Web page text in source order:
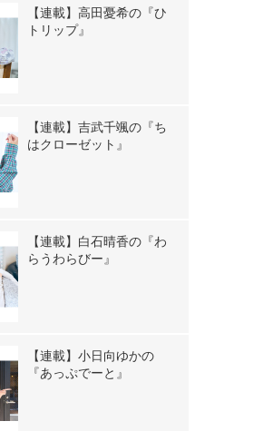
【連載】高田憂希の『ひ
トリップ』
【連載】吉武千颯の『ち
はクローゼット』
【連載】白石晴香の『わ
らうわらびー』
【連載】小日向ゆかの
『あっぷでーと』